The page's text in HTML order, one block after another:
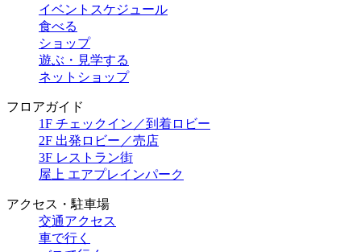
イベントスケジュール
食べる
ショップ
遊ぶ・見学する
ネットショップ
フロアガイド
1F チェックイン／到着ロビー
2F 出発ロビー／売店
3F レストラン街
屋上 エアプレインパーク
アクセス・駐車場
交通アクセス
車で行く